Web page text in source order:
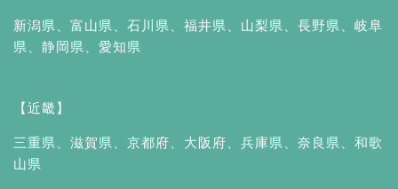
新潟県 富山県 石川県 福井県 山梨県 長野県
岐阜
県
静岡県 愛知県
【近畿】
三重県 滋賀県 京都府 大阪府 兵庫県 奈良県
和歌
山県